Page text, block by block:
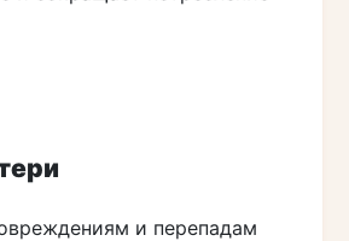
и перепадам